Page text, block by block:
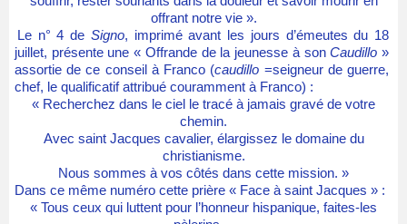
offrant notre vie ».
Le n° 4 de Signo, imprimé avant les jours d’émeutes du 18
juillet, présente une « Offrande de la jeunesse à sonCaudillo »
assortie de ce conseil à Franco (caudillo =seigneur de guerre,
chef, le qualificatif attribué couramment à Franco) :
« Recherchez dans le ciel le tracé à jamais gravé de votre
chemin.
Avec saint Jacques cavalier, élargissez le domaine du
christianisme.
Nous sommes à vos côtés dans cette mission. »
Dans ce même numéro cette prière « Face à saint Jacques » :
« Tous ceux qui luttent pour l’honneur hispanique, faites-les